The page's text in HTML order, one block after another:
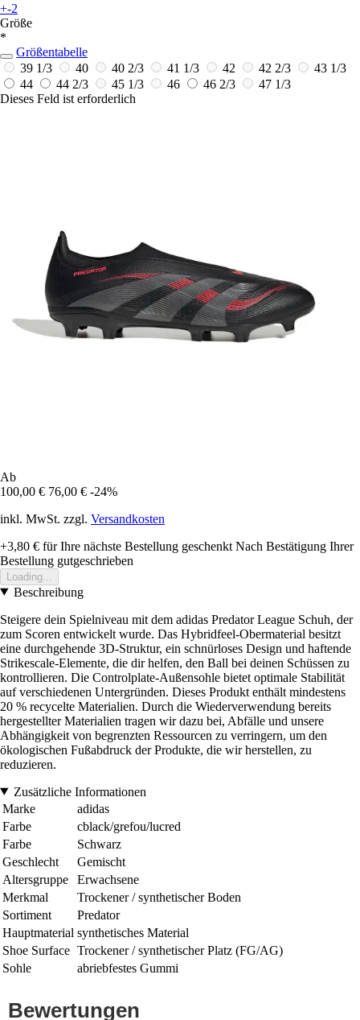
+-2
Größe
*
Größentabelle
39 1/3
40 40 2/3 41 1/3 42 42 2/3
43 1/3
44
44 2/3 45 1/3 46 46 2/3
47 1/3
Dieses Feld ist erforderlich
Ab
100,00 € 76,00 € -24%
inkl. MwSt. zzgl. Versandkosten
+3,80 € für Ihre nächste Bestellung geschenkt Nach Bestätigung Ihrer
Bestellung gutgeschrieben
Loading...
Beschreibung
Steigere dein Spielniveau mit dem adidas Predator League Schuh, der
zum Scoren entwickelt wurde. Das Hybridfeel-Obermaterial besitzt
eine durchgehende 3D-Struktur, ein schnürloses Design und haftende
Strikescale-Elemente, die dir helfen, den Ball bei deinen Schüssen zu
kontrollieren. Die Controlplate-Außensohle bietet optimale Stabilität
auf verschiedenen Untergründen. Dieses Produkt enthält mindestens
20 % recycelte Materialien. Durch die Wiederverwendung bereits
hergestellter Materialien tragen wir dazu bei, Abfälle und unsere
Abhängigkeit von begrenzten Ressourcen zu verringern, um den
ökologischen Fußabdruck der Produkte, die wir herstellen, zu
reduzieren.
Zusätzliche Informationen
Marke
adidas
Farbe
cblack/grefou/lucred
Farbe
Schwarz
Geschlecht
Gemischt
Altersgruppe
Erwachsene
Merkmal
Trockener / synthetischer Boden
Sortiment
Predator
Hauptmaterial synthetisches Material
Shoe Surface Trockener / synthetischer Platz (FG/AG)
Sohle
abriebfestes Gummi